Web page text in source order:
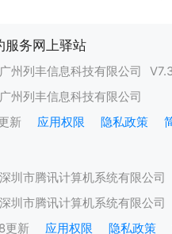
服务网上驿站
广州列丰信息科技有限公司 V
广州列丰信息科技有限公司
新 应用权限 隐私政策
深圳市腾讯计算机系统有限公司
深圳市腾讯计算机系统有限公司
更新 应用权限 隐私政策